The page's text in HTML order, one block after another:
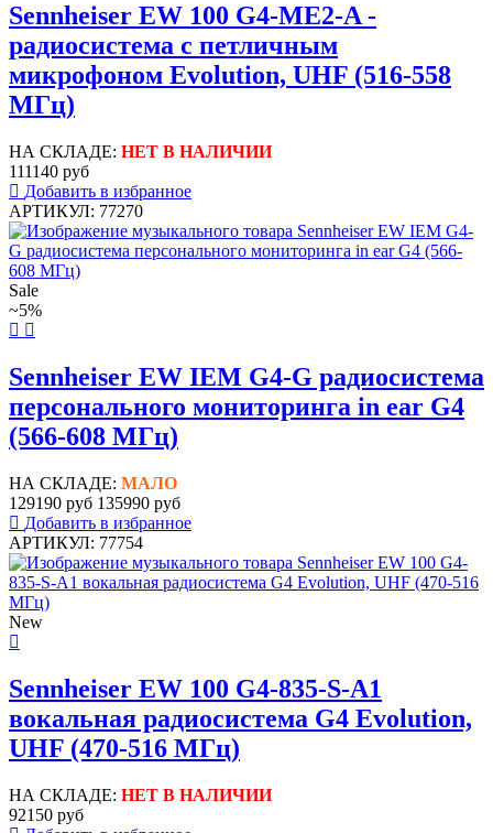
Sennheiser EW 100 G4-ME2-A -
радиосистема с петличным
микрофоном Evolution, UHF (516-558
МГц)
НА СКЛАДЕ: НЕТ В НАЛИЧИИ
111140 руб
Добавить в избранное
АРТИКУЛ: 77270
Sale
~5%
Sennheiser EW IEM G4-G радиосистема
персонального мониторинга in ear G4
(566-608 МГц)
НА СКЛАДЕ: МАЛО
129190 руб 135990 руб
Добавить в избранное
АРТИКУЛ: 77754
New
Sennheiser EW 100 G4-835-S-A1
вокальная радиосистема G4 Evolution,
UHF (470-516 МГц)
НА СКЛАДЕ: НЕТ В НАЛИЧИИ
92150 руб